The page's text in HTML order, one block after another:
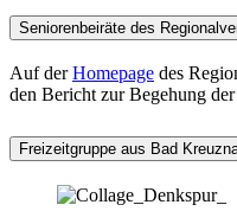
Seniorenbeiräte des
Auf derHomepage des
den Bericht zur Begehung
Freizeitgruppe aus Bad